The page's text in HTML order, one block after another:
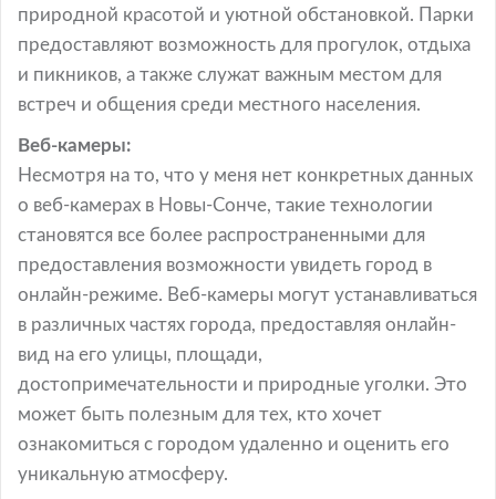
природной красотой и уютной обстановкой. Парки
предоставляют возможность для прогулок, отдыха
и пикников, а также служат важным местом для
встреч и общения среди местного населения.
Веб-камеры:
Несмотря на то, что у меня нет конкретных данных
о веб-камерах в Новы-Сонче, такие технологии
становятся все более распространенными для
предоставления возможности увидеть город в
онлайн-режиме. Веб-камеры могут устанавливаться
в различных частях города, предоставляя онлайн-
вид на его улицы, площади,
достопримечательности и природные уголки. Это
может быть полезным для тех, кто хочет
ознакомиться с городом удаленно и оценить его
уникальную атмосферу.